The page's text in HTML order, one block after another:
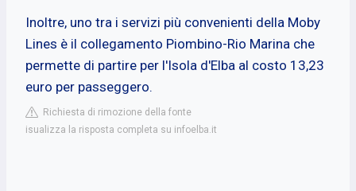
Inoltre, uno tra i servizi più convenienti della Moby
Lines è il collegamento Piombino-Rio Marina che
permette di partire per l'Isola d'Elba al costo 13,23
euro per passeggero.
Richiesta di rimozione della fonte
isualizza la risposta completa su infoelba.it